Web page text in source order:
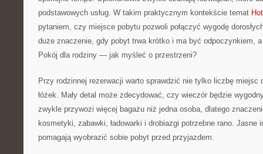
podstawowych usług. W takim praktycznym kontekście temat
pytaniem, czy miejsce pobytu pozwoli połączyć wygodę
duże znaczenie, gdy pobyt trwa krótko i ma być odpoczynkiem,
Pokój dla rodziny — jak myśleć o przestrzeni?
Przy rodzinnej rezerwacji warto sprawdzić nie tylko liczbę miejsc
łóżek. Mały detal może zdecydować, czy wieczór będzie
zwykle przywozi więcej bagażu niż jedna osoba, dlatego
kosmetyki, zabawki, ładowarki i drobiazgi potrzebne rano. Jasne
pomagają wyobrazić sobie pobyt przed przyjazdem.